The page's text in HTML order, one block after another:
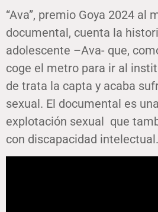
“Ava”, premio Goya 2024 al
documental, cuenta la
adolescente –Ava- que,
coge el metro para ir al
de trata la capta y acaba
sexual. El documental es
explotación sexual que
con discapacidad intelectual.